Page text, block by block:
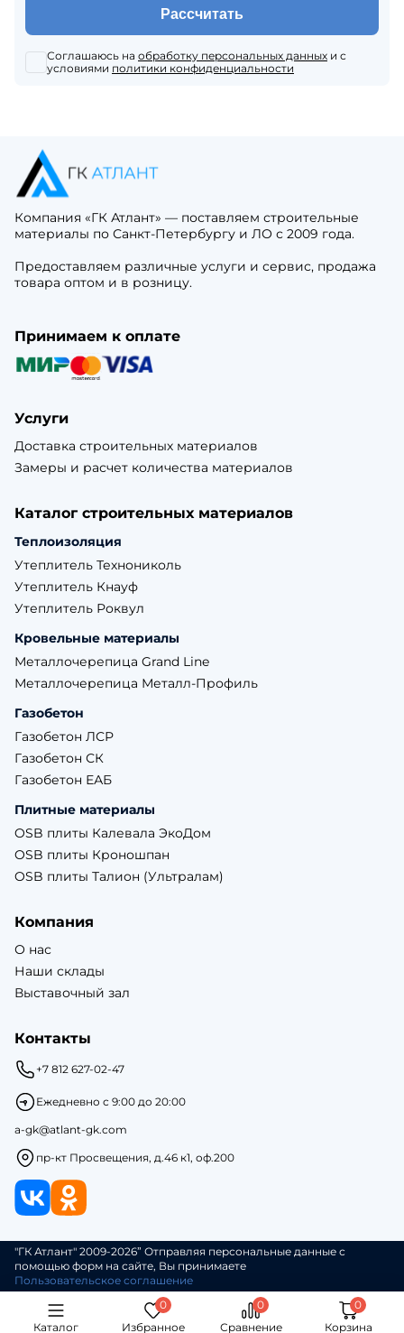
Каталог Избранное Сравнение Корзина
Рассчитать
Соглашаюсь на обработку персональных данных и с
условиями политики конфиденциальности
Компания «ГК Атлант» — поставляем строительные
материалы по Санкт-Петербургу и ЛО с 2009 года.
Предоставляем различные услуги и сервис, продажа
товара оптом и в розницу.
Принимаем к оплате
Услуги
Доставка строительных материалов
Замеры и расчет количества материалов
Каталог строительных материалов
Теплоизоляция
Утеплитель Технониколь
Утеплитель Кнауф
Утеплитель Роквул
Кровельные материалы
Металлочерепица Grand Line
Металлочерепица Металл-Профиль
Газобетон
Газобетон ЛСР
Газобетон СК
Газобетон ЕАБ
Плитные материалы
OSB плиты Калевала ЭкоДом
OSB плиты Кроношпан
OSB плиты Талион (Ультралам)
Компания
О нас
Наши склады
Выставочный зал
Контакты
+7 812 627-02-47
Ежедневно с 9:00 до 20:00
a-gk@atlant-gk.com
пр-кт Просвещения, д.46 к1, оф.200
"ГК Атлант" 2009-2026” Отправляя персональные данные с
помощью форм на сайте, Вы принимаете
Пользовательское соглашение